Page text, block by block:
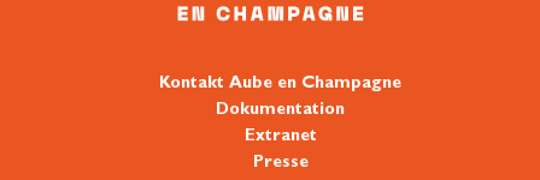
Kontakt Aube en Champagne
Dokumentation
Extranet
Presse